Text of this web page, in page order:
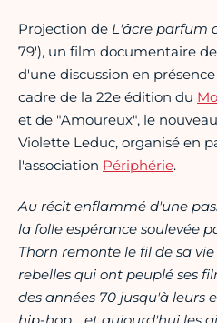
Projection de L'âcre parfum
79'), un film documentaire
d'une discussion en
cadre de la 22e édition du
et de "Amoureux", le
Violette Leduc, organisé en
l'association Périphérie.
Au récit enflammé d'une
la folle espérance soulevée
Thorn remonte le fil de sa
rebelles qui ont peuplé ses
des années 70 jusqu'à leurs